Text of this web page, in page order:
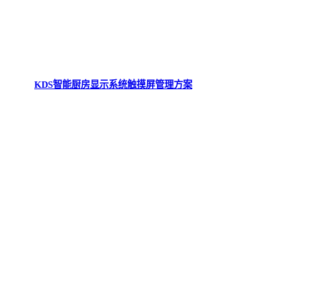
KDS智能厨房显示系统触摸屏管理方案